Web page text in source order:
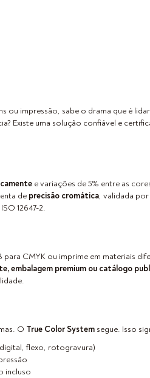
ou impressão, sabe o drama que é
Existe uma solução confiável e
e variações de 5% entre as
de precisão cromática, validada
12647-2.
CMYK ou imprime em materiais
embalagem premium ou catálogo
O True Color System segue. Isso
flexo, rotogravura)
incluso